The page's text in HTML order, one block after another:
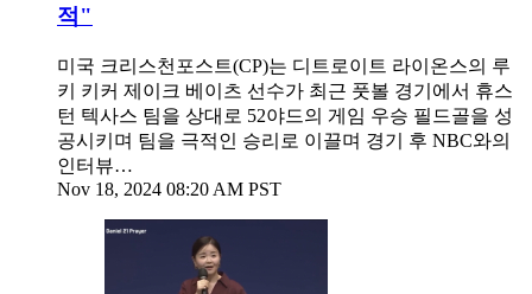
적"
미국 크리스천포스트(CP)는 디트로이트 라이온스의 루
키 키커 제이크 베이츠 선수가 최근 풋볼 경기에서 휴스
턴 텍사스 팀을 상대로 52야드의 게임 우승 필드골을 성
공시키며 팀을 극적인 승리로 이끌며 경기 후 NBC와의
인터뷰…
Nov 18, 2024 08:20 AM PST